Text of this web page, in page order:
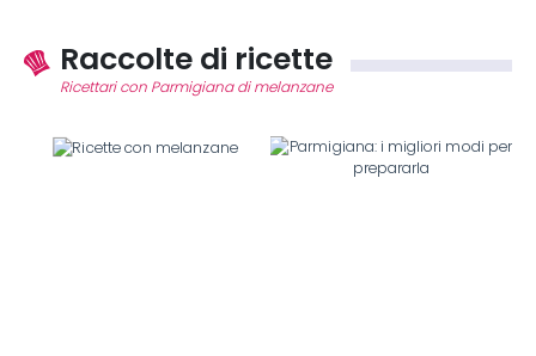
Raccolte di ricette
Ricettari con Parmigiana di melanzane